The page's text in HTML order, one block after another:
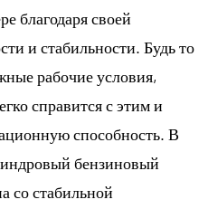
благодаря своей
и стабильности. Будь то
рабочие условия,
справится с этим и
способность. В
бензиновый
со стабильной